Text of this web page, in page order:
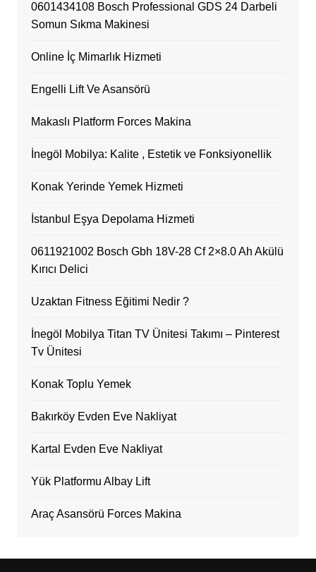
0601434108 Bosch Professional GDS 24 Darbeli
Somun Sıkma Makinesi
Online İç Mimarlık Hizmeti
Engelli Lift Ve Asansörü
Makaslı Platform Forces Makina
İnegöl Mobilya: Kalite , Estetik ve Fonksiyonellik
Konak Yerinde Yemek Hizmeti
İstanbul Eşya Depolama Hizmeti
0611921002 Bosch Gbh 18V-28 Cf 2×8.0 Ah Akülü
Kırıcı Delici
Uzaktan Fitness Eğitimi Nedir ?
İnegöl Mobilya Titan TV Ünitesi Takımı – Pinterest
Tv Ünitesi
Konak Toplu Yemek
Bakırköy Evden Eve Nakliyat
Kartal Evden Eve Nakliyat
Yük Platformu Albay Lift
Araç Asansörü Forces Makina